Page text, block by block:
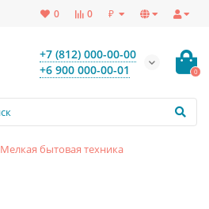
₽
0
0
+7 (812) 000-00-00
+6 900 000-00-01
0
Мелкая бытовая техника